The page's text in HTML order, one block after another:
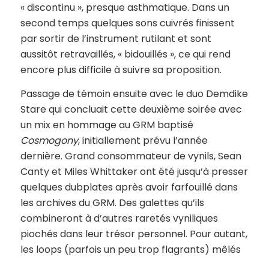
« discontinu », presque asthmatique. Dans un
second temps quelques sons cuivrés finissent
par sortir de l’instrument rutilant et sont
aussitôt retravaillés, « bidouillés », ce qui rend
encore plus difficile à suivre sa proposition.
Passage de témoin ensuite avec le duo Demdike
Stare qui concluait cette deuxième soirée avec
un mix en hommage au GRM baptisé
Cosmogony, initiallement prévu l’année
dernière. Grand consommateur de vynils, Sean
Canty et Miles Whittaker ont été jusqu’à presser
quelques dubplates après avoir farfouillé dans
les archives du GRM. Des galettes qu’ils
combineront à d’autres raretés vyniliques
piochés dans leur trésor personnel. Pour autant,
les loops (parfois un peu trop flagrants) mêlés